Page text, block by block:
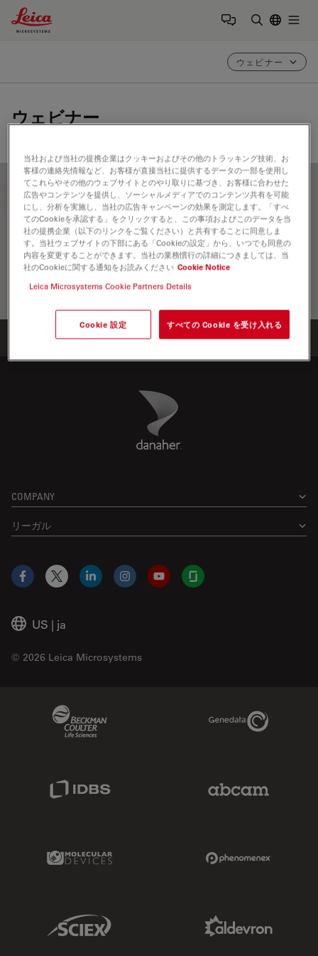
Leica Microsystems Logo
ウェビナー
ウェビナー
FILTER ARTICLES
光学系
学びと共有 ウェビナー
Danaher Logo
COMPANY
リーガル
US | ja
© 2026 Leica Microsystems
Facebook
X LinkedInInstagramYouTubeGlassdoor
Genedata Link
Molecular Devices Link
Sciex Link
当社および当社の提携企業はクッキーおよびその他のトラッキング技術、お
客様の連絡先情報など、お客様が直接当社に提供するデータの一部を使用し
てこれらやその他のウェブサイトとのやり取りに基づき、お客様に合わせた
広告やコンテンツを提供し、ソーシャルメディアでのコンテンツ共有を可能
にし、分析を実施し、当社の広告キャンペーンの効果を測定します。「すべ
てのCookieを承認する」をクリックすると、この事項およびこのデータを当
社の提携企業（以下のリンクをご覧ください）と共有することに同意しま
す。当社ウェブサイトの下部にある「Cookieの設定」から、いつでも同意の
内容を変更することができます。当社の業務慣行の詳細につきましては、当
社のCookieに関する通知をお読みください Cookie Notice
Leica Microsystems Cookie Partners Details
Cookie 設定 すべての Cookie を受け入れる